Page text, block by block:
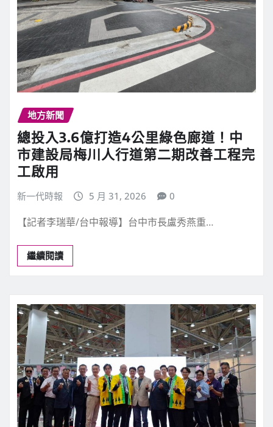
地方新聞
總投入3.6億打造4公里綠色廊道！中
市建設局梅川人行道第二期改善工程完
工啟用
新一代時報 5 月 31, 2026 0
【記者李瑞華/台中報導】台中市長盧秀燕重…
繼續閱讀